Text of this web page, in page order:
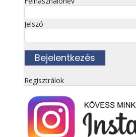
Jelszó
Regisztrálok